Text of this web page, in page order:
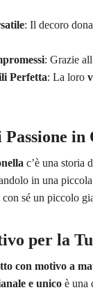
: Il decoro
: Grazie
Perfetta: La loro
in
c’è una storia
in una
sé un piccolo
per la
con motivo a
e unicoè una